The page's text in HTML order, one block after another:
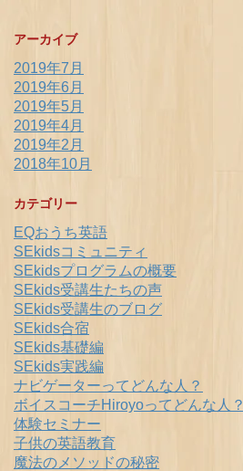
アーカイブ
2019年7月
2019年6月
2019年5月
2019年4月
2019年2月
2018年10月
カテゴリー
EQおうち英語
SEkidsコミュニティ
SEkidsプログラムの概要
SEkids受講生たちの声
SEkids受講生のブログ
SEkids合宿
SEkids基礎編
SEkids実践編
ナビゲーターってどんな人？
ボイスコーチHiroyoってどんな人？
体験セミナー
子供の英語教育
魔法のメソッドの秘密